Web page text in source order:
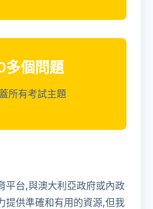
多個問題
所有考試主題
平台,與澳大利亞政府或內政
提供準確和有用的資源,但我